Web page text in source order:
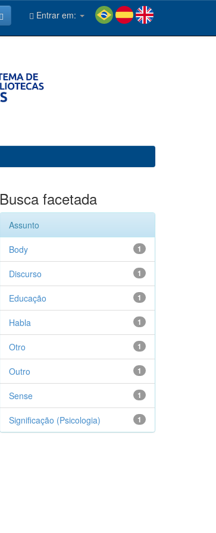
Entrar em:
Busca facetada
Assunto
1
Body
1
Discurso
1
Educação
1
Habla
1
Otro
1
Outro
1
Sense
1
Significação (Psicologia)